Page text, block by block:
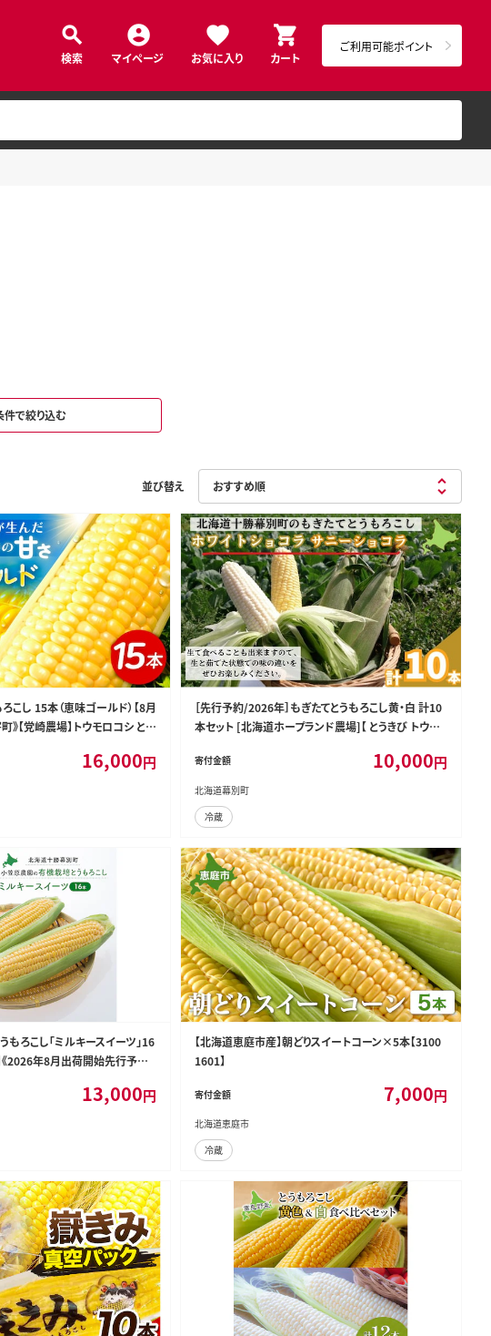
検索 マイページ お気に入り カート
ご利用可能ポイント
件で絞り込む
並び替え
こし 15本（恵味ゴールド）【8月
》【党崎農場】トウモロコシ とう
gold レンチン 北海道産 あしょ
16,000円
［先行予約/2026年］もぎたてとうもろこし黄・白 計10
本セット [北海道ホープランド農場]【 とうきび トウモ
勝 幕別 】
寄付金額 10,000円
北海道幕別町
冷蔵
ろこし「ミルキースイーツ」16
2026年8月出荷開始先行予約》
13,000円
【北海道恵庭市産】朝どりスイートコーン×5本【3100
1601】
寄付金額 7,000円
北海道恵庭市
冷蔵